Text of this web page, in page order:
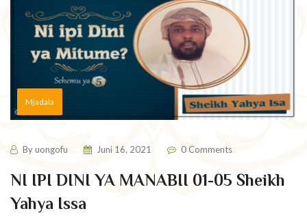
Mjadala
Byuongofu Juni 16, 2021 0 Comments
NI IPI DINI YA MANABII 01-05 Sheikh
Yahya Issa